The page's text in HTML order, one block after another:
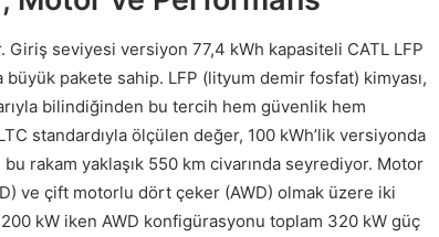
seviyesi versiyon 77,4 kWh kapasiteli CATL LFP
pakete sahip. LFP (lityum demir fosfat) kimyası,
bilindiğinden bu tercih hem güvenlik hem
standardıyla ölçülen değer, 100 kWh’lik versiyonda
rakam yaklaşık 550 km civarında seyrediyor. Motor
ve çift motorlu dört çeker (AWD) olmak üzere iki
kW iken AWD konfigürasyonu toplam 320 kW güç